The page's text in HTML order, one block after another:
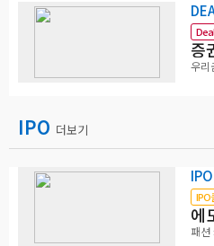
증
'우
IPO 더보기
IPO
IPO
에
확
패션